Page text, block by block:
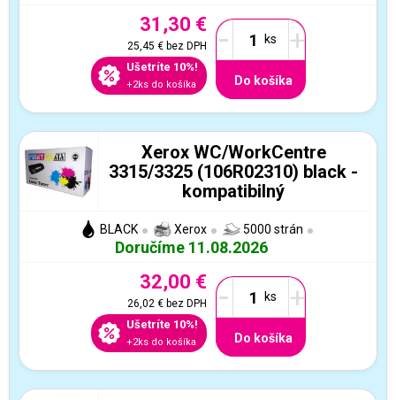
31,30 €
25,45 €bez DPH
Ušetríte 10%!
+2ks do košíka
- +
Do košíka
Xerox WC/WorkCentre
3315/3325 (106R02310) black -
kompatibilný
BLACK Xerox 5000 strán
Doručíme 11.08.2026
32,00 €
26,02 €bez DPH
Ušetríte 10%!
+2ks do košíka
- +
Do košíka